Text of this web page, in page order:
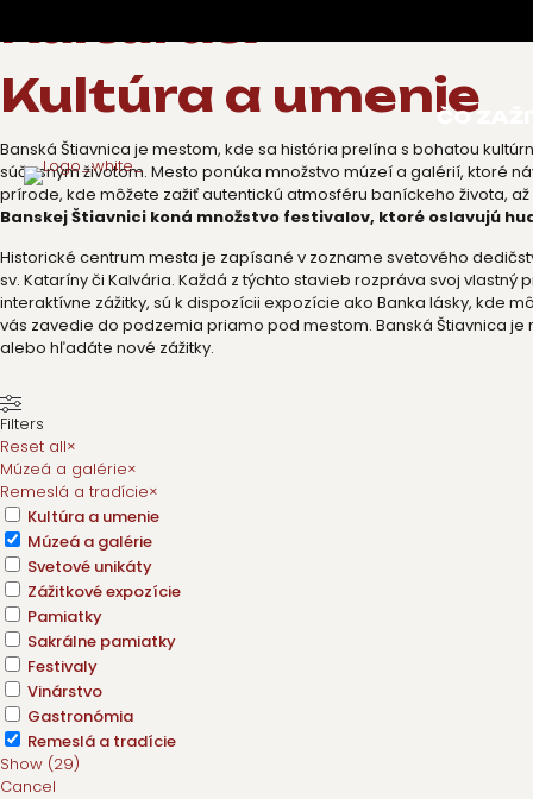
ČO
Kultúra a umenie
Banská Štiavnica je mestom, kde sa história prelína s bohatou
súčasným životom. Mesto ponúka množstvo múzeí a galérií, ktoré
prírode, kde môžete zažiť autentickú atmosféru baníckeho života,
Banskej Štiavnici koná množstvo festivalov, ktoré oslavujú
Historické centrum mesta je zapísané v zozname svetového
sv. Kataríny či Kalvária. Každá z týchto stavieb rozpráva svoj
interaktívne zážitky, sú k dispozícii expozície ako Banka lásky, kde
vás zavedie do podzemia priamo pod mestom. Banská Štiavnica
alebo hľadáte nové zážitky.
Filters
Reset all×
Múzeá a galérie×
Remeslá a tradície×
Kultúra a umenie
Múzeá a galérie
Svetové unikáty
Zážitkové expozície
Pamiatky
Sakrálne pamiatky
Festivaly
Vinárstvo
Gastronómia
Remeslá a tradície
Show (29)
Cancel